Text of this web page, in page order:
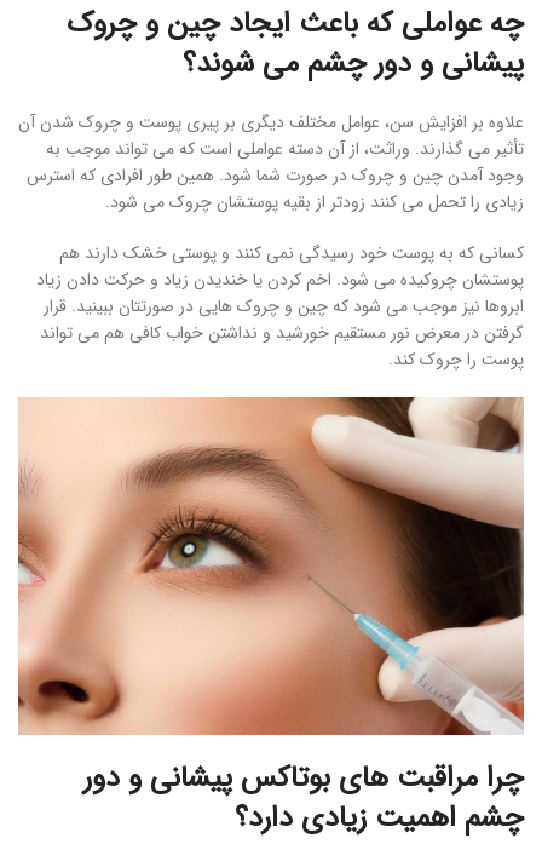
چه عواملی که باعث ایجاد چین و چروک
پیشانی و دور چشم می شوند؟
علاوه بر افزایش سن، عوامل مختلف دیگری بر پیری پوست و چروک شدن آن
تأثیر می گذارند. وراثت، از آن دسته عواملی است که می تواند موجب به
وجود آمدن چین و چروک در صورت شما شود. همین طور افرادی که استرس
زیادی را تحمل می کنند زودتر از بقیه پوستشان چروک می شود.
کسانی که به پوست خود رسیدگی نمی کنند و پوستی خشک دارند هم
پوستشان چروکیده می شود. اخم کردن یا خندیدن زیاد و حرکت دادن زیاد
ابروها نیز موجب می شود که چین و چروک هایی در صورتتان ببینید. قرار
گرفتن در معرض نور مستقیم خورشید و نداشتن خواب کافی هم می تواند
پوست را چروک کند.
چرا مراقبت های بوتاکس پیشانی و دور
چشم اهمیت زیادی دارد؟